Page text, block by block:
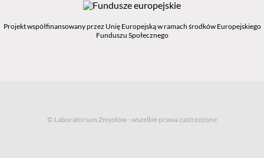
Projekt współfinansowany przez Unię Europejską w ramach środków Europejskiego
Funduszu Społecznego
© Laboratorium Zmysłów - wszelkie prawa zastrzeżone